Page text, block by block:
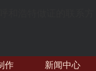
作 新闻中心